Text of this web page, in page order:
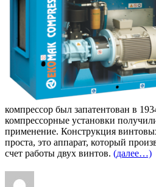
компрессор был запатентован в
компрессорные установки
применение. Конструкция
проста, это аппарат, который
счет работы двух винтов. (далее…)